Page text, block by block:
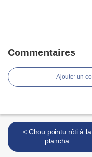
Commentaires
Ajouter un
< Chou pointu rôti à la
plancha